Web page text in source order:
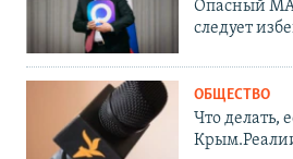
Опасный
следует
ОБЩЕСТВО
Что делать,